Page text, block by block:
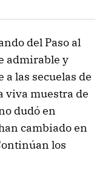
del Paso al
admirable y
las secuelas de
viva muestra de
dudó en
cambiado en
los